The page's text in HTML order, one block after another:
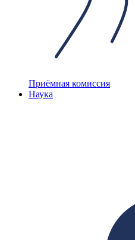
Приёмная комиссия
Наука